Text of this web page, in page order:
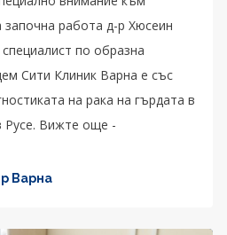
работа д-р Хюсеин
по образна
Сити Клиник Варна е със
на рака на гърдата в
Русе. Вижте още -
Варна